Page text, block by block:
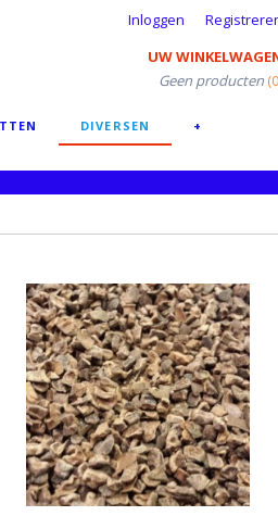
Inloggen
UW
Geen producten
DIVERSEN +